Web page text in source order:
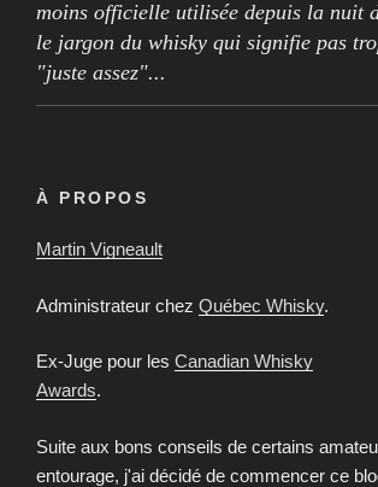
moins officielle utilisée depuis la nuit
le jargon du whisky qui signifie pas
"juste assez"...
À PROPOS
Martin Vigneault
Administrateur chez Québec Whisky.
Ex-Juge pour les Canadian Whisky
Awards.
Suite aux bons conseils de certains
entourage, j'ai décidé de commencer ce